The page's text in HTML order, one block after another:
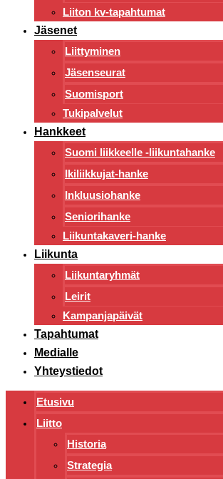
Liiton kv-tapahtumat
Jäsenet
Liittyminen
Jäsenseurat
Suomisport
Tukipalvelut
Hankkeet
Suomi liikkeelle -liikuntahanke
Ikiliikkujat-hanke
Inkluusiohanke
Seniorihanke
Liikuntakaveri-hanke
Liikunta
Liikuntaryhmät
Leirit
Kampanjapäivät
Tapahtumat
Medialle
Yhteystiedot
Etusivu
Liitto
Historia
Strategia